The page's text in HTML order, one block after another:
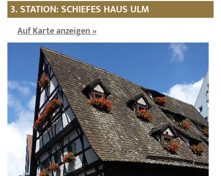
3. STATION: SCHIEFES HAUS ULM
Auf Karte anzeigen »